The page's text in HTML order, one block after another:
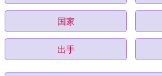
国家
出手